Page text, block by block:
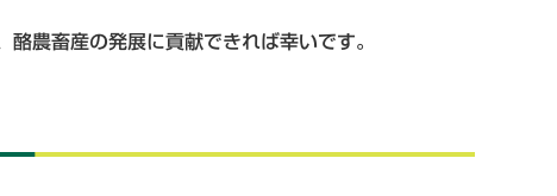
農畜産の発展に貢献できれば幸いです。